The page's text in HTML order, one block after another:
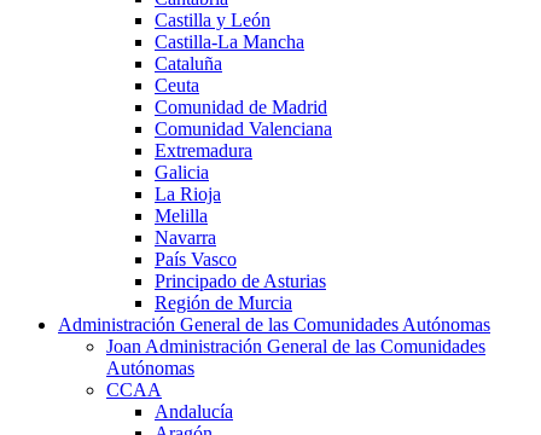
Castilla y León
Castilla-La Mancha
Cataluña
Ceuta
Comunidad de Madrid
Comunidad Valenciana
Extremadura
Galicia
La Rioja
Melilla
Navarra
País Vasco
Principado de Asturias
Región de Murcia
Administración General de las Comunidades Autónomas
Joan Administración General de las Comunidades
Autónomas
CCAA
Andalucía